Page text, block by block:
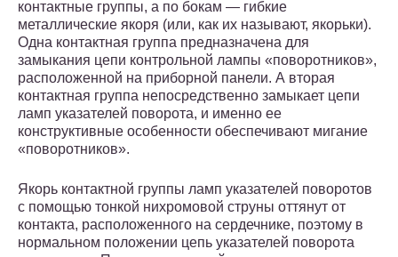
контактные группы, а по бокам — гибкие
металлические якоря (или, как их называют, якорьки).
Одна контактная группа предназначена для
замыкания цепи контрольной лампы «поворотников»,
расположенной на приборной панели. А вторая
контактная группа непосредственно замыкает цепи
ламп указателей поворота, и именно ее
конструктивные особенности обеспечивают мигание
«поворотников».
Якорь контактной группы ламп указателей поворотов
с помощью тонкой нихромовой струны оттянут от
контакта, расположенного на сердечнике, поэтому в
нормальном положении цепь указателей поворота